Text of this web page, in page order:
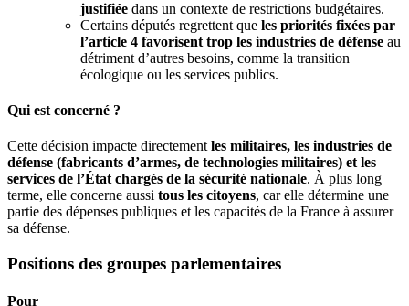
justifiée dans un contexte de restrictions budgétaires.
Certains députés regrettent que les priorités fixées par
l’article 4 favorisent trop les industries de défense au
détriment d’autres besoins, comme la transition
écologique ou les services publics.
Qui est concerné ?
Cette décision impacte directement les militaires, les industries de
défense (fabricants d’armes, de technologies militaires) et les
services de l’État chargés de la sécurité nationale. À plus long
terme, elle concerne aussi tous les citoyens, car elle détermine une
partie des dépenses publiques et les capacités de la France à assurer
sa défense.
Positions des groupes parlementaires
Pour